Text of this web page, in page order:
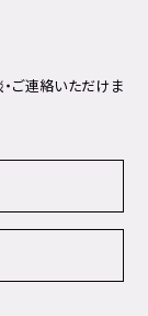
ご連絡いただけま